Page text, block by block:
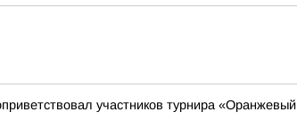
участников турнира